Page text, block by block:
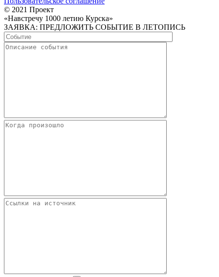
© 2021 Проект
«Навстречу 1000 летию Курска»
ЗАЯВКА: ПРЕДЛОЖИТЬ СОБЫТИЕ В ЛЕТОПИСЬ